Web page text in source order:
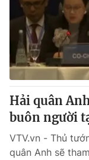
Theo dõi báo trên
Cơ quan chủ quản:
Cơ quan báo chí:
Giấy phép hoạt
cấp ngày 29/12/
Tổng Biên tập:Vũ
Phó Tổng Biên tập:
Nguyễn Trọng Ninh
Hải quân
buôn người
VTV.vn - Thủ
quân Anh sẽ